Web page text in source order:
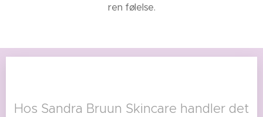
ren følelse.
Hos Sandra Bruun Skincare handler det